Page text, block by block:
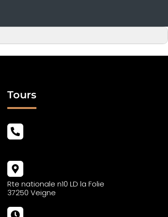
Tours
Rte nationale n10 LD la Folie
37250 Veigne